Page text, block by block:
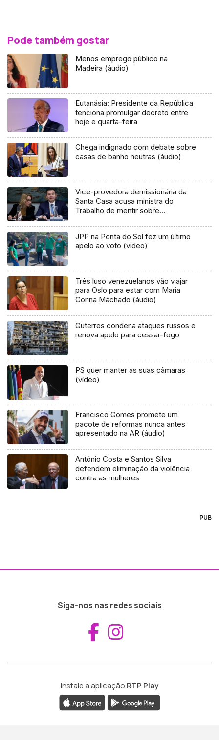
Pode também gostar
Menos emprego público na
Madeira (áudio)
Eutanásia: Presidente da República
tenciona promulgar decreto entre
hoje e quarta-feira
Chega indignado com debate sobre
casas de banho neutras (áudio)
Vice-provedora demissionária da
Santa Casa acusa ministra do
Trabalho de mentir sobre
JPP na Ponta do Sol fez um último
apelo ao voto (vídeo)
Três luso venezuelanos vão viajar
para Oslo para estar com Maria
Corina Machado (áudio)
Guterres condena ataques russos e
renova apelo para cessar-fogo
PS quer manter as suas câmaras
(vídeo)
Francisco Gomes promete um
pacote de reformas nunca antes
apresentado na AR (áudio)
António Costa e Santos Silva
defendem eliminação da violência
contra as mulheres
PUB
Siga-nos nas redes sociais
Aceder ao
Instale a aplicação RTP Play